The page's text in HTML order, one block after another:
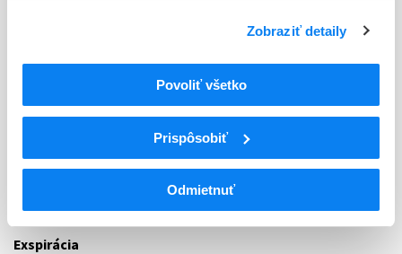
Zobraziť detaily
Povoliť všetko
Prispôsobiť
Odmietnuť
V03
Všetky ostatné liečivá
Všetky ostatné liečivá
V03AX
Iné liečivá
Podrobnosti o lieku
Exspirácia